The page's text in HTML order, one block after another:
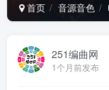
首页 音源音色
251编曲网
1个月前发布